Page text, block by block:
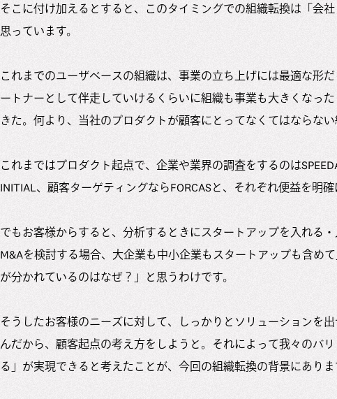
そこに付け加えるとすると、このタイミングでの組織転換は「会
思っています。
これまでのユーザベースの組織は、事業の立ち上げには最適な形
ートナーとして伴走していけるくらいに組織も事業も大きくなっ
きた。何より、当社のプロダクトが顧客にとってなくてはならな
これまではプロダクト起点で、企業や業界の調査をするのは
INITIAL、顧客ターゲティングならFORCASと、それぞれ便益を明確
でもお客様からすると、分析するときにスタートアップを入れる
M&Aを検討する場合、大企業も中小企業もスタートアップも含め
が分かれているのはなぜ？」と思うわけです。
そうしたお客様のニーズに対して、しっかりとソリューションを
んだから、顧客起点の考え方をしようと。それによって我々のバ
る」が実現できると考えたことが、今回の組織転換の背景にありま